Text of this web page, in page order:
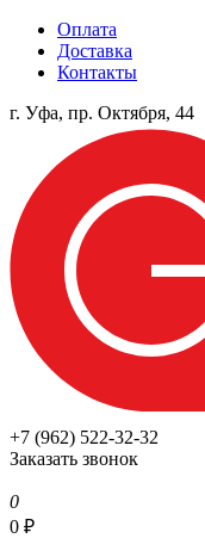
Оплата
Доставка
Контакты
г. Уфа, пр. Октября, 44
+7 (962) 522-32-32
Заказать звонок
0
0 ₽